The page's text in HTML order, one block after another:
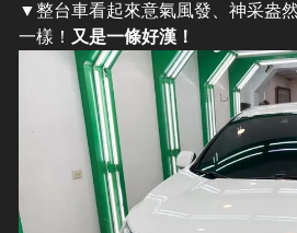
▼整台車看起來意氣風發、神采盎
一樣！ 又是一條好漢！